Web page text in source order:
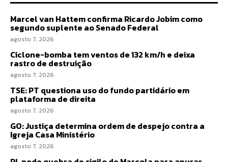
Marcel van Hattem confirma Ricardo Jobim como
segundo suplente ao Senado Federal
agosto 7, 2026
Ciclone-bomba tem ventos de 132 km/h e deixa
rastro de destruição
agosto 7, 2026
TSE: PT questiona uso do fundo partidário em
plataforma de direita
agosto 7, 2026
GO: Justiça determina ordem de despejo contra a
Igreja Casa Ministério
agosto 7, 2026